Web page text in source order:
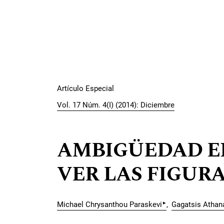
Artículo Especial
Vol. 17 Núm. 4(I) (2014): Diciembre
AMBIGÜEDAD
VER LAS
Michael Chrysanthou Paraskevi ▸ Gagatsis